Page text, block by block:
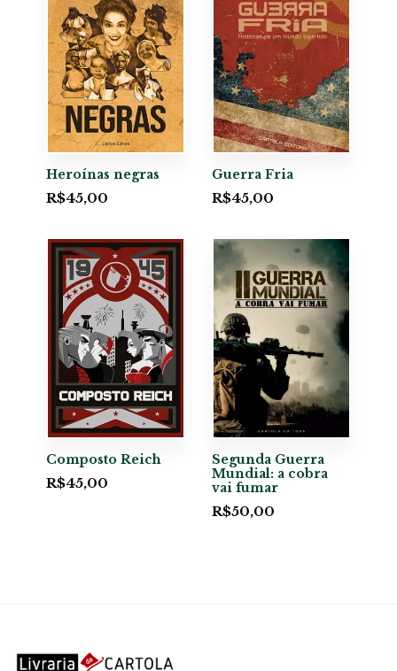
Heroínas negras
R$45,00
Guerra Fria
R$45,00
Composto Reich
R$45,00
Segunda Guerra
Mundial: a cobra
vai fumar
R$50,00